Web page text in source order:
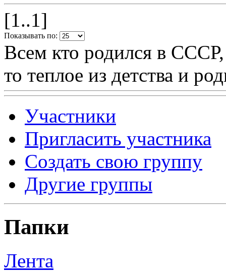
[1..1]
Показывать по:
Всем кто родился в
то теплое из детства и
Участники
Пригласить участника
Создать свою группу
Другие группы
Папки
Лента